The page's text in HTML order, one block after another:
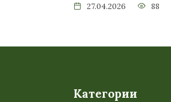
27.04.2026 88
Категории